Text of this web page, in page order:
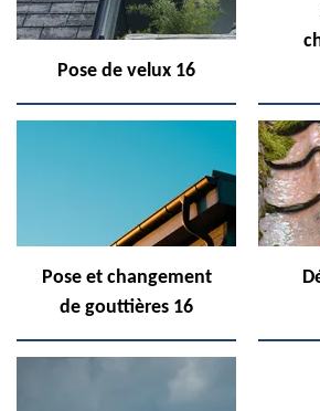
Pose de velux 16
Pose et changement
de gouttières 16